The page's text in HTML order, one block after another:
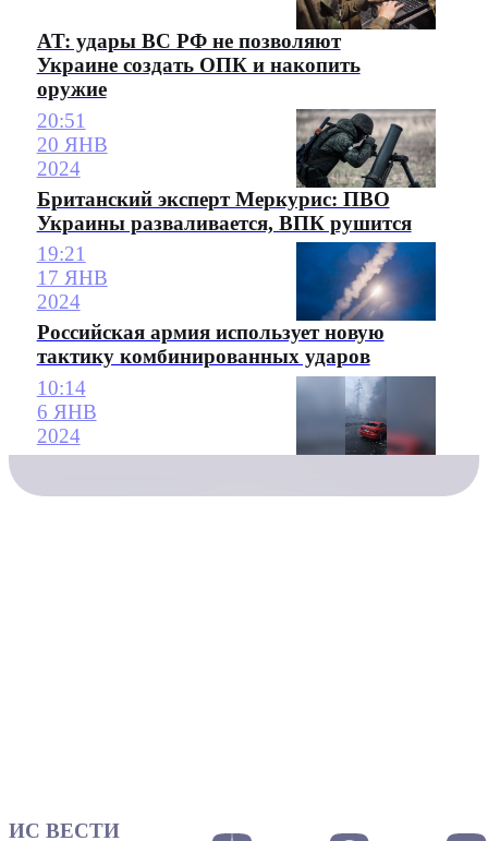
AT: удары ВС РФ не позволяют
Украине создать ОПК и накопить
оружие
20:51
20 ЯНВ
2024
Британский эксперт Меркурис: ПВО
Украины разваливается, ВПК рушится
19:21
17 ЯНВ
2024
Российская армия использует новую
тактику комбинированных ударов
10:14
6 ЯНВ
2024
ИС ВЕСТИ